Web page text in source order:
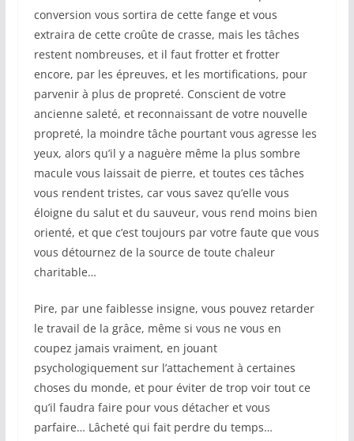
conversion vous sortira de cette fange et vous
extraira de cette croûte de crasse, mais les tâches
restent nombreuses, et il faut frotter et frotter
encore, par les épreuves, et les mortifications, pour
parvenir à plus de propreté. Conscient de votre
ancienne saleté, et reconnaissant de votre nouvelle
propreté, la moindre tâche pourtant vous agresse les
yeux, alors qu’il y a naguère même la plus sombre
macule vous laissait de pierre, et toutes ces tâches
vous rendent tristes, car vous savez qu’elle vous
éloigne du salut et du sauveur, vous rend moins bien
orienté, et que c’est toujours par votre faute que vous
vous détournez de la source de toute chaleur
charitable…
Pire, par une faiblesse insigne, vous pouvez retarder
le travail de la grâce, même si vous ne vous en
coupez jamais vraiment, en jouant
psychologiquement sur l’attachement à certaines
choses du monde, et pour éviter de trop voir tout ce
qu’il faudra faire pour vous détacher et vous
parfaire… Lâcheté qui fait perdre du temps…